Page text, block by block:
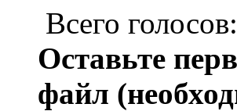
Всего
Оставьте
файл